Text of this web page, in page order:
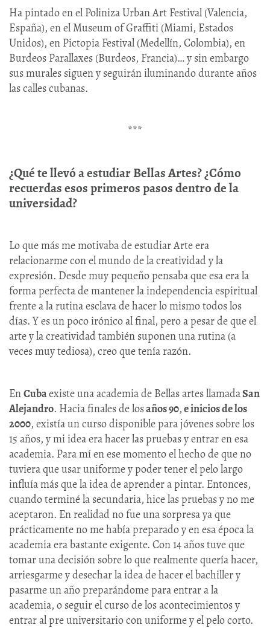
Ha pintado en el Poliniza Urban Art Festival (Valencia,
España), en el Museum of Graffiti (Miami, Estados
Unidos), en Pictopia Festival (Medellín, Colombia), en
Burdeos Parallaxes (Burdeos, Francia)… y sin embargo
sus murales siguen y seguirán iluminando durante años
las calles cubanas.
***
¿Qué te llevó a estudiar Bellas Artes? ¿Cómo
recuerdas esos primeros pasos dentro de la
universidad?
Lo que más me motivaba de estudiar Arte era
relacionarme con el mundo de la creatividad y la
expresión. Desde muy pequeño pensaba que esa era la
forma perfecta de mantener la independencia espiritual
frente a la rutina esclava de hacer lo mismo todos los
días. Y es un poco irónico al final, pero a pesar de que el
arte y la creatividad también suponen una rutina (a
veces muy tediosa), creo que tenía razón.
EnCubaexiste una academia de Bellas artes llamadaSan
Alejandro. Hacia finales de losaños 90,e inicios de los
2000, existía un curso disponible para jóvenes sobre los
15 años, y mi idea era hacer las pruebas y entrar en esa
academia. Para mí en ese momento el hecho de que no
tuviera que usar uniforme y poder tener el pelo largo
influía más que la idea de aprender a pintar. Entonces,
cuando terminé la secundaria, hice las pruebas y no me
aceptaron. En realidad no fue una sorpresa ya que
prácticamente no me había preparado y en esa época la
academia era bastante exigente. Con 14 años tuve que
tomar una decisión sobre lo que realmente quería hacer,
arriesgarme y desechar la idea de hacer el bachiller y
pasarme un año preparándome para entrar a la
academia, o seguir el curso de los acontecimientos y
entrar al pre universitario con uniforme y el pelo corto.